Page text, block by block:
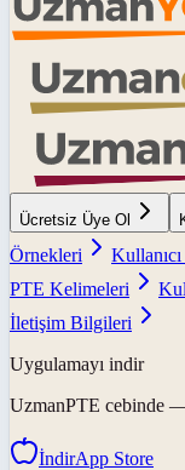
Ücretsiz Üye Ol
Örnekleri
PTE Kelimeleri
İletişim Bilgileri
Uygulamayı indir
UzmanPTE cebinde
İndirApp Store